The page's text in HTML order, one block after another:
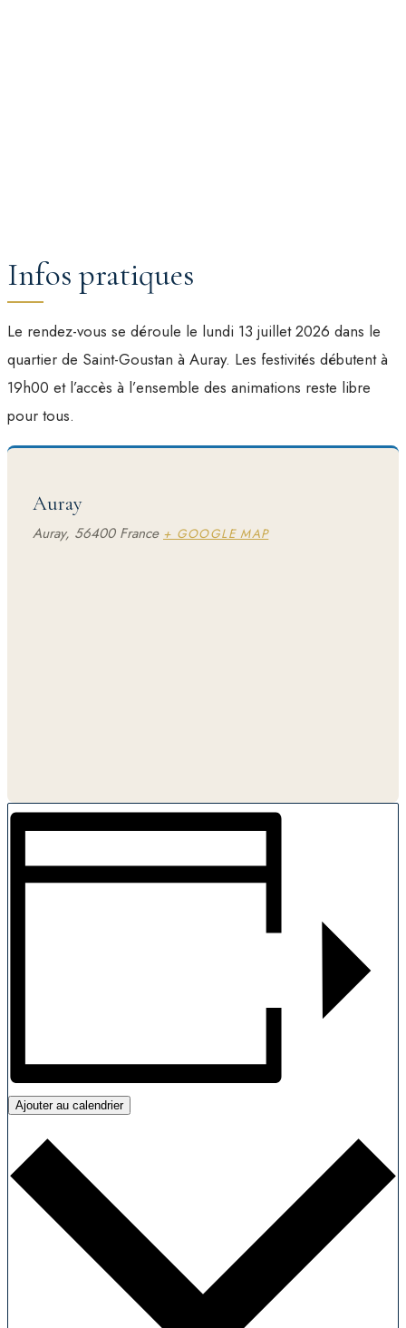
Infos pratiques
Le rendez-vous se déroule le lundi 13 juillet 2026 dans le
quartier de Saint-Goustan à Auray. Les festivités débutent à
19h00 et l’accès à l’ensemble des animations reste libre
pour tous.
Auray
Auray, 56400 France + GOOGLE MAP
Ajouter au calendrier